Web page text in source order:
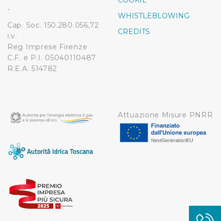
fruibile il sito web abilitandone funzionalità di base quali
la navigazione sulle pagine e l'accesso alle aree
traffico sul nostro sito web, per personalizzare
contenuti ed annunci e per fornire funzionalità dei social
media, condividendo informazioni sul modo in cui
l’Utente utilizza il nostro sito con i nostri partner. Tali
soggetti, che si occupano di analisi dei dati web,
informazioni ricevute con altre informazioni che l’Utente
ha fornito loro o che hanno raccolto dal suo utilizzo dei
loro servizi.
-
Cap. Soc. 150.280.056,72
i.v.
Reg Imprese Firenze
C.F. e P.I. 05040110487
R.E.A. 514782
WHISTLEBLOWING
CREDITS
Attuazione Misure PNRR